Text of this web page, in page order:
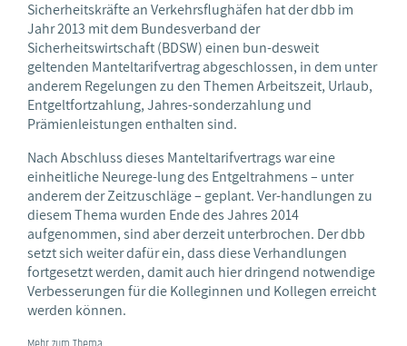
Sicherheitskräfte an Verkehrsflughäfen hat der dbb im
Jahr 2013 mit dem Bundesverband der
Sicherheitswirtschaft (BDSW) einen bun-desweit
geltenden Manteltarifvertrag abgeschlossen, in dem unter
anderem Regelungen zu den Themen Arbeitszeit, Urlaub,
Entgeltfortzahlung, Jahres-sonderzahlung und
Prämienleistungen enthalten sind.
Nach Abschluss dieses Manteltarifvertrags war eine
einheitliche Neurege-lung des Entgeltrahmens – unter
anderem der Zeitzuschläge – geplant. Ver-handlungen zu
diesem Thema wurden Ende des Jahres 2014
aufgenommen, sind aber derzeit unterbrochen. Der dbb
setzt sich weiter dafür ein, dass diese Verhandlungen
fortgesetzt werden, damit auch hier dringend notwendige
Verbesserungen für die Kolleginnen und Kollegen erreicht
werden können.